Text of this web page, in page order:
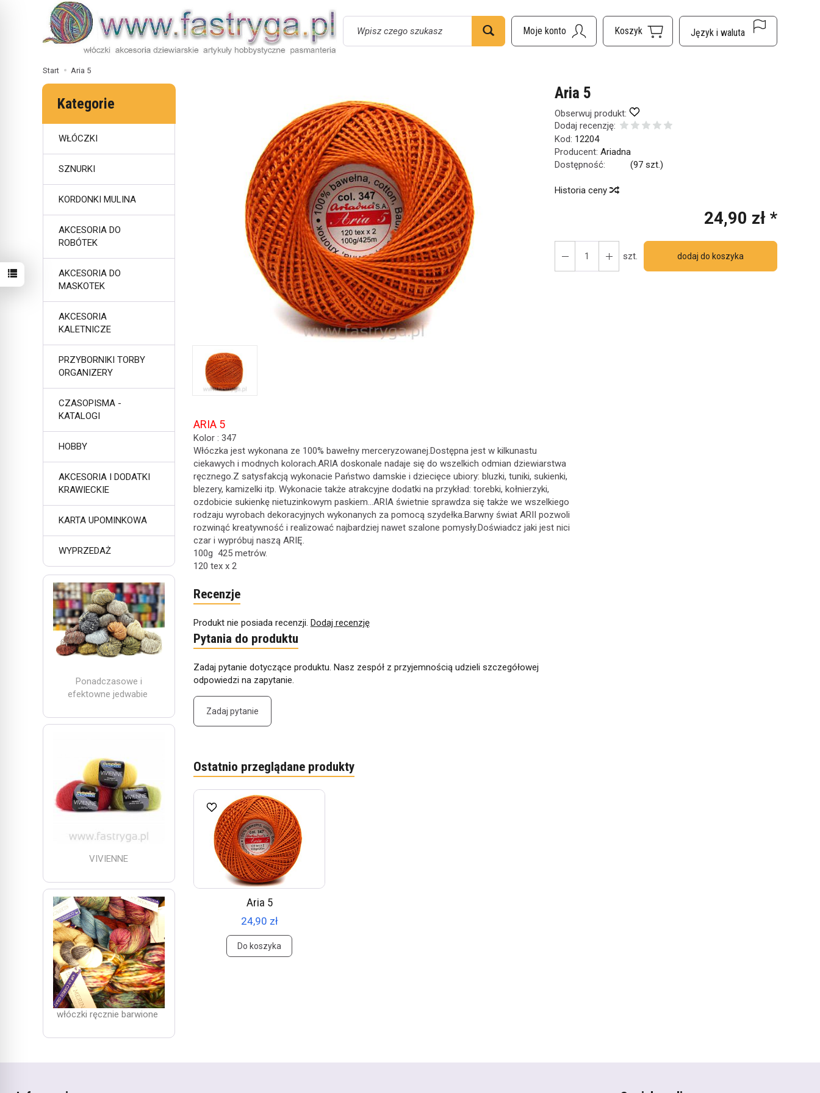
Wyszukaj
Start Aria 5
Aria 5
Obserwuj produkt:
Dodaj recenzję:
Kod: 12204
Producent: Ariadna
Dostępność:
(97 szt.)
Historia ceny
24,90 zł *
szt. dodaj do koszyka
ARIA 5
Kolor : 347
Włóczka jest wykonana ze 100% bawełny merceryzowanej.Dostępna jest w kilkunastu
ciekawych i modnych kolorach.ARIA doskonale nadaje się do wszelkich odmian dziewiarstwa
ręcznego.Z satysfakcją wykonacie Państwo damskie i dziecięce ubiory: bluzki, tuniki, sukienki,
blezery, kamizelki itp. Wykonacie także atrakcyjne dodatki na przykład: torebki, kołnierzyki,
ozdobicie sukienkę nietuzinkowym paskiem...ARIA świetnie sprawdza się także we wszelkiego
rodzaju wyrobach dekoracyjnych wykonanych za pomocą szydełka.Barwny świat ARII pozwoli
rozwinąć kreatywność i realizować najbardziej nawet szalone pomysły.Doświadcz jaki jest nici
czar i wypróbuj naszą ARIĘ.
100g 425 metrów.
120 tex x 2
Recenzje
Produkt nie posiada recenzji. Dodaj recenzję
Pytania do produktu
Zadaj pytanie dotyczące produktu. Nasz zespół z przyjemnością udzieli szczegółowej
odpowiedzi na zapytanie.
Zadaj pytanie
Ostatnio przeglądane produkty
Aria 5
24,90 zł
Do koszyka
Kategorie
WŁÓCZKI
SZNURKI
KORDONKI MULINA
AKCESORIA DO
ROBÓTEK
AKCESORIA DO
MASKOTEK
AKCESORIA
KALETNICZE
PRZYBORNIKI TORBY
ORGANIZERY
CZASOPISMA -
KATALOGI
HOBBY
AKCESORIA I DODATKI
KRAWIECKIE
KARTA UPOMINKOWA
WYPRZEDAŻ
Ponadczasowe i
efektowne jedwabie
VIVIENNE
włóczki ręcznie barwione